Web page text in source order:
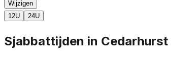
Wijzigen
12U
24U
Sjabbattijden in Cedarhurst